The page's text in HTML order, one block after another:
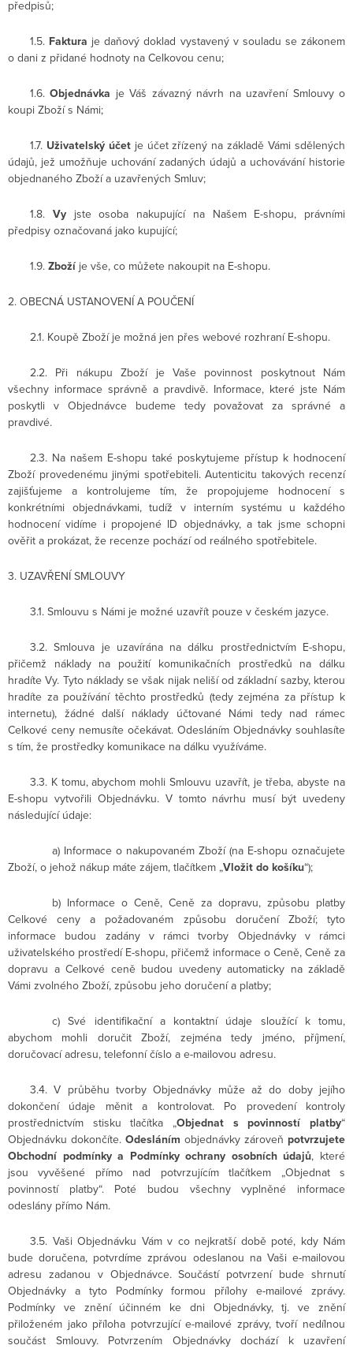
předpisů;
1.5. Faktura je daňový doklad vystavený v souladu se zákonem
o dani z přidané hodnoty na Celkovou cenu;
1.6.Objednávka je Váš závazný návrh na uzavření Smlouvy o
koupi Zboží s Námi;
1.7. Uživatelský účetje účet zřízený na základě Vámi sdělených
údajů, jež umožňuje uchování zadaných údajů a uchovávání historie
objednaného Zboží a uzavřených Smluv;
1.8. Vyjste osoba nakupující na Našem E-shopu, právními
předpisy označovaná jako kupující;
1.9. Zbožíje vše, co můžete nakoupit na E-shopu.
2. OBECNÁ USTANOVENÍ A POUČENÍ
2.1. Koupě Zboží je možná jen přes webové rozhraní E-shopu.
2.2. Při nákupu Zboží je Vaše povinnost poskytnout Nám
všechny informace správně a pravdivě. Informace, které jste Nám
poskytli v Objednávce budeme tedy považovat za správné a
pravdivé.
2.3. Na našem E-shopu také poskytujeme přístup k hodnocení
Zboží provedenému jinými spotřebiteli. Autenticitu takových recenzí
zajišťujeme a kontrolujeme tím, že propojujeme hodnocení s
konkrétními objednávkami, tudíž v interním systému u každého
hodnocení vidíme i propojené ID objednávky, a tak jsme schopni
ověřit a prokázat, že recenze pochází od reálného spotřebitele.
3. UZAVŘENÍ SMLOUVY
3.1. Smlouvu s Námi je možné uzavřít pouze v českém jazyce.
3.2. Smlouva je uzavírána na dálku prostřednictvím E-shopu,
přičemž náklady na použití komunikačních prostředků na dálku
hradíte Vy. Tyto náklady se však nijak neliší od základní sazby, kterou
hradíte za používání těchto prostředků (tedy zejména za přístup k
internetu), žádné další náklady účtované Námi tedy nad rámec
Celkové ceny nemusíte očekávat. Odesláním Objednávky souhlasíte
s tím, že prostředky komunikace na dálku využíváme.
3.3. K tomu, abychom mohli Smlouvu uzavřít, je třeba, abyste na
E-shopu vytvořili Objednávku. V tomto návrhu musí být uvedeny
následující údaje:
a) Informace o nakupovaném Zboží (na E-shopu označujete
Zboží, o jehož nákup máte zájem, tlačítkem „Vložit do košíku“);
b) Informace o Ceně, Ceně za dopravu, způsobu platby
Celkové ceny a požadovaném způsobu doručení Zboží; tyto
informace budou zadány v rámci tvorby Objednávky v rámci
uživatelského prostředí E-shopu, přičemž informace o Ceně, Ceně za
dopravu a Celkové ceně budou uvedeny automaticky na základě
Vámi zvolného Zboží, způsobu jeho doručení a platby;
c) Své identifikační a kontaktní údaje sloužící k tomu,
abychom mohli doručit Zboží, zejména tedy jméno, příjmení,
doručovací adresu, telefonní číslo a e-mailovou adresu.
3.4. V průběhu tvorby Objednávky může až do doby jejího
dokončení údaje měnit a kontrolovat. Po provedení kontroly
prostřednictvím stisku tlačítka „Objednat s povinností platby“
Objednávku dokončíte. Odesláním objednávky zároveň potvrzujete
Obchodní podmínky a Podmínky ochrany osobních údajů, které
jsou vyvěšené přímo nad potvrzujícím tlačítkem „Objednat s
povinností platby“. Poté budou všechny vyplněné informace
odeslány přímo Nám.
3.5. Vaši Objednávku Vám v co nejkratší době poté, kdy Nám
bude doručena, potvrdíme zprávou odeslanou na Vaši e-mailovou
adresu zadanou v Objednávce. Součástí potvrzení bude shrnutí
Objednávky a tyto Podmínky formou přílohy e-mailové zprávy.
Podmínky ve znění účinném ke dni Objednávky, tj. ve znění
přiloženém jako příloha potvrzující e-mailové zprávy, tvoří nedílnou
součást Smlouvy. Potvrzením Objednávky dochází k uzavření